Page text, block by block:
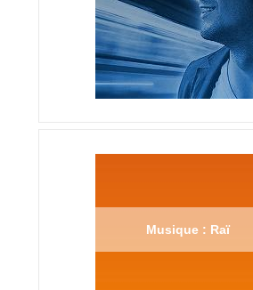
Musique : Raï